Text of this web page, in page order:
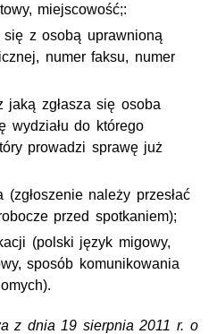
miejscowość;:
z osobą uprawnioną
numer faksu, numer
jaką zgłasza się osoba
wydziału do którego
prowadzi sprawę już
należy przesłać
przed spotkaniem);
(polski język migowy,
sposób komunikowania
z dnia 19 sierpnia 2011 r. o